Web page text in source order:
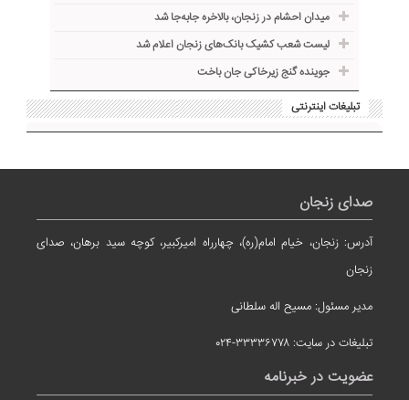
میدان احشام در زنجان، بالاخره جا‌به‌جا شد
لیست شعب کشیک بانک‌های زنجان اعلام شد
جوینده گنج زیرخاکی جان باخت
تبلیغات اینترنتی
صدای زنجان
آدرس: زنجان، خیام امام(ره)، چهارراه امیرکبیر، کوچه سید برهان، صدای
زنجان
مدیر مسئول: مسیح اله سلطانی
تبلیغات در سایت: ۳۳۳۳۶۷۷۸-۰۲۴
عضویت در خبرنامه